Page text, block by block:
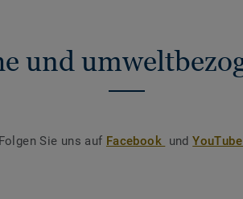
und
Sie uns auf Facebook und